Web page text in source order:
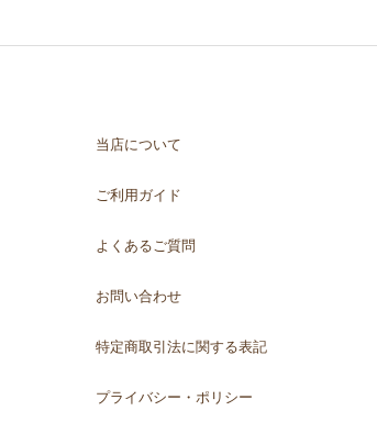
当店について
ご利用ガイド
よくあるご質問
お問い合わせ
特定商取引法に関する表記
プライバシー・ポリシー